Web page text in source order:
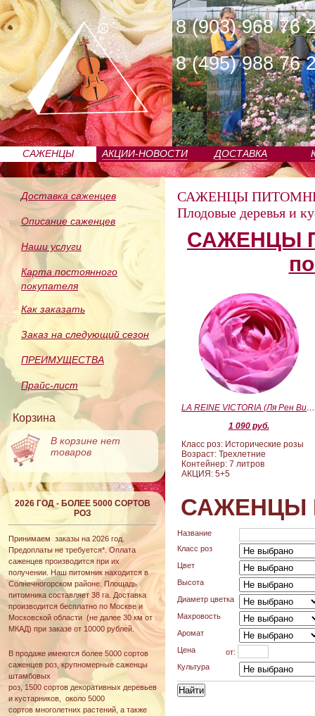
8 (903) 968 76
8 (495) 988 76
САЖЕНЦЫ
ПИТОМНИКА
АКЦИИ-НОВОСТИ ДОСТАВКА
Доставка саженцев
Описание саженцев
Наши услуги
Карта постоянного
покупателя
Как заказать
Заказ на следующий сезон
ПРЕИМУЩЕСТВА
Прайс-лист
Корзина
В корзине нет
товаров
2026 ГОД - БОЛЕЕ 5000 СОРТОВ
РОЗ
Принимаем заказы на 2026 год.
Предоплаты не требуется*. Оплата
саженцев производится при их
получении. Наш питомник находится в
Солнечногорском районе. Площадь
питомника составляет 38 га. Доставка
производится бесплатно по Москве и
Московской области (не далее 30 км от
МКАД) при заказе от 10000 рублей.
В продаже имеются более 5000 сортов
саженцев роз, крупномерные саженцы
штамбовых
роз, 1500 сортов декоративных деревьев
и кустарников, около 5000
сортов многолетних растений, а также
САЖЕНЦЫ
Плодовые деревья и
САЖЕНЦЫ
LA REINE VICTORIA (Ля Рен Виктория)
1 090 руб.
Класс роз: Исторические розы
Возраст: Трехлетние
Контейнер: 7 литров
АКЦИЯ: 5+5
САЖЕНЦЫ
Название
Класс роз
Цвет
Высота
Диаметр цветка
Махровость
Аромат
Цена
от:
Культура